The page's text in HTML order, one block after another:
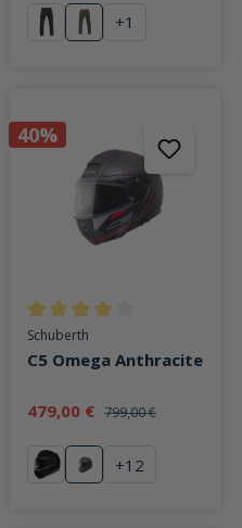
schwarzolive
+1
3.9 von 5 Sternen
40%
Durchschnittliche Bewertung
Schuberth
C5 Omega Anthracite
479,00 € 799,00 €
schwarzOmega Anthracite
+12